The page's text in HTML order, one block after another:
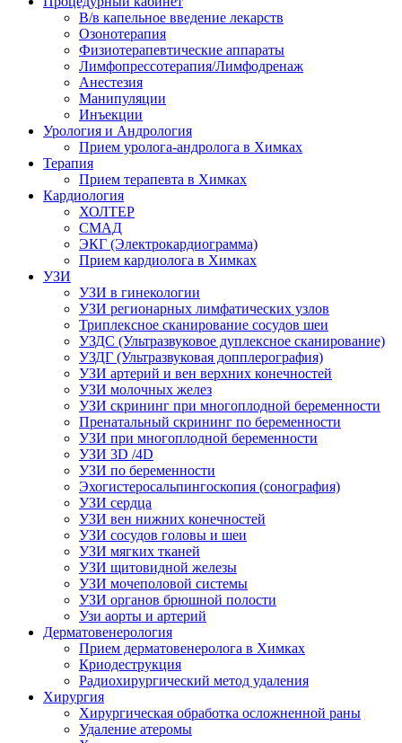
В/в капельное введение лекарств
Озонотерапия
Физиотерапевтические аппараты
Лимфопрессотерапия/Лимфодренаж
Анестезия
Манипуляции
Инъекции
Урология и Андрология
Прием уролога-андролога в Химках
Терапия
Прием терапевта в Химках
Кардиология
ХОЛТЕР
СМАД
ЭКГ (Электрокардиограмма)
Прием кардиолога в Химках
УЗИ
УЗИ в гинекологии
УЗИ регионарных лимфатических узлов
Триплексное сканирование сосудов шеи
УЗДС (Ультразвуковое дуплексное сканирование)
УЗДГ (Ультразвуковая допплерография)
УЗИ артерий и вен верхних конечностей
УЗИ молочных желез
УЗИ скрининг при многоплодной беременности
Пренатальный скрининг по беременности
УЗИ при многоплодной беременности
УЗИ 3D /4D
УЗИ по беременности
Эхогистеросальпингоскопия (сонография)
УЗИ сердца
УЗИ вен нижних конечностей
УЗИ сосудов головы и шеи
УЗИ мягких тканей
УЗИ щитовидной железы
УЗИ мочеполовой системы
УЗИ органов брюшной полости
Узи аорты и артерий
Дерматовенерология
Прием дерматовенеролога в Химках
Криодеструкция
Радиохирургический метод удаления
Хирургия
Хирургическая обработка осложненной раны
Удаление атеромы